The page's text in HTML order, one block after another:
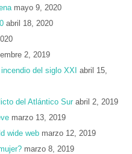
mayo 9, 2020
abril 18, 2020
2, 2019
del siglo XXI
abril 15,
del Atlántico Sur abril 2, 2019
marzo 13, 2019
wide web marzo 12, 2019
marzo 8, 2019